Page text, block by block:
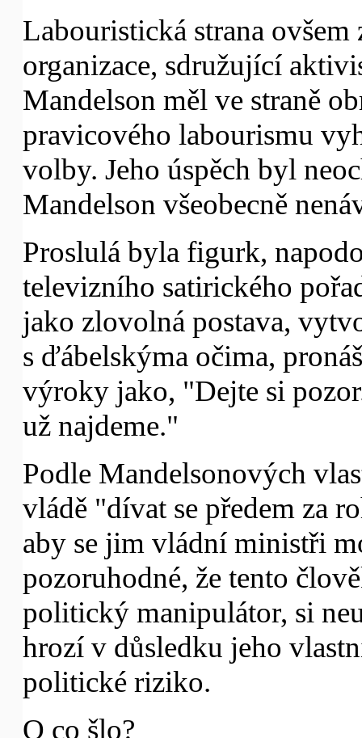
Labouristická strana
organizace, sdružující
Mandelson měl ve straně
pravicového labourismu
volby. Jeho úspěch byl
Mandelson všeobecně
Proslulá byla figurk,
televizního satirického
jako zlovolná postava,
s ďábelskýma očima,
výroky jako, "Dejte si
už najdeme."
Podle Mandelsonových
vládě "dívat se předem za
aby se jim vládní ministři
pozoruhodné, že tento
politický manipulátor, si
hrozí v důsledku jeho
politické riziko.
O co šlo?